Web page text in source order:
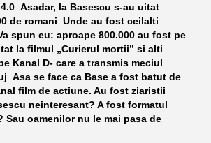
Asadar, la Basescu s-au uitat
de romani Unde au fost ceilalti
spun eu: aproape 800.000 au fost pe
la filmul „Curierul mortii” si alti
Kanal D- care a transmis meciul
Asa se face ca Base a fost batut de
film de actiune. Au fost ziaristii
neinteresant? A fost formatul
Sau oamenilor nu le mai pasa de